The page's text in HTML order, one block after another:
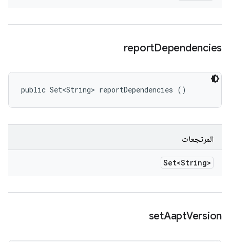
reportDependencies
public Set<String> reportDependencies ()
المرتجعات
Set<String>
setAaptVersion